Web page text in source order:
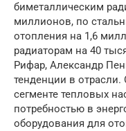
биметаллическим
миллионов, по
отопления на 1,6
радиаторам на 40
Рифар, Александр
тенденции в
сегменте тепловых
потребностью в
оборудования для